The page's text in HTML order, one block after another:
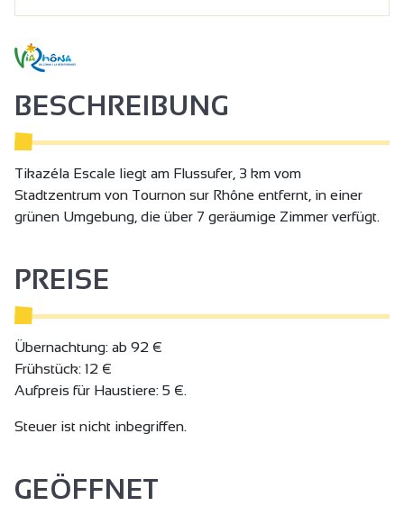
BESCHREIBUNG
Tikazéla Escale liegt am Flussufer, 3 km vom
Stadtzentrum von Tournon sur Rhône entfernt, in einer
grünen Umgebung, die über 7 geräumige Zimmer verfügt.
PREISE
Übernachtung: ab 92 €
Frühstück: 12 €
Aufpreis für Haustiere: 5 €.
Steuer ist nicht inbegriffen.
GEÖFFNET